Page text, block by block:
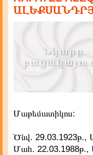
Մաթեմատիկոս:
Ծնվ. 29.03.1923թ.,
Մահ. 22.03.1988թ.,